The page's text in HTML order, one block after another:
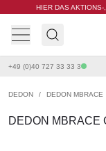
HIER DAS
+49 (0)40 727 33 33 3
DEDON / DEDON MBRACE
DEDON MBRACE